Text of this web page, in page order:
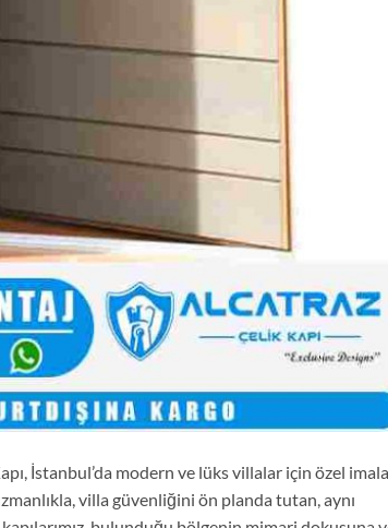
İstanbul’da modern ve lüks villalar için özel
villa güvenliğini ön planda tutan, aynı